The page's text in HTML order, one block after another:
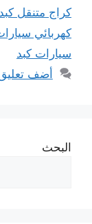
كراج متنقل كبد
كهربائي
سيارات كبد
أضف
البحث